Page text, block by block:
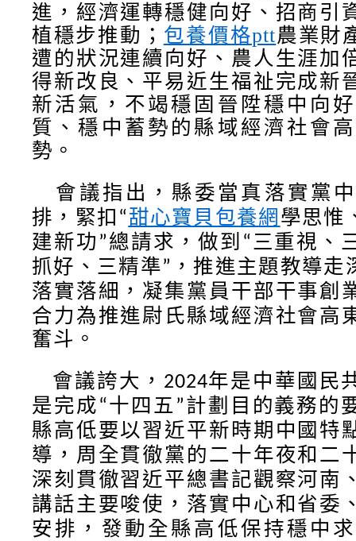
進，經濟運轉穩健向好、招商引
植穩步推動； 包養價格ptt農業財
遭的狀況連續向好、農人生涯加
得新改良、平易近生福祉完成新
新活氣，不竭穩固晉陞穩中向
質、穩中蓄勢的縣域經濟社會
勢。
會議指出， 縣委當真落實黨
排，緊扣 “ 甜心寶貝包養網 學思惟
建新功 ” 總請求，做到 “ 三重視、
抓好、三精準” ，推進主題教導
落實落細 ，凝集黨員干部干事創
合力為推進尉氏縣域經濟社會高
奮斗。
會議誇大， 2024年是中華國民
是完成 “ 十四五 ” 計劃目的義務的
縣高低要以習近平新時期中國特
導，周全貫徹黨的二十年夜和二
深刻貫徹習近平總書記觀察河南
講話主要唆使，落實中心和省委
安排，發動全縣高低保持穩中